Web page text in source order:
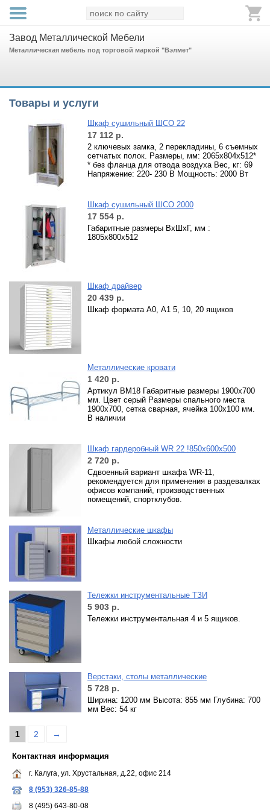
Завод Металлической Мебели
Металлическая мебель под торговой маркой "Вэлмет"
Товары и услуги
Шкаф сушильный ШСО 22
17 112 р.
2 ключевых замка, 2 перекладины, 6 съемных
сетчатых полок. Размеры, мм: 2065х804х512*
* без фланца для отвода воздуха Вес, кг: 69
Напряжение: 220- 230 В Мощность: 2000 Вт
Шкаф сушильный ШСО 2000
17 554 р.
Габаритные размеры ВхШхГ, мм :
1805х800х512
Шкаф драйвер
20 439 р.
Шкаф формата А0, А1 5, 10, 20 ящиков
Металлические кровати
1 420 р.
Артикул ВМ18 Габаритные размеры 1900х700
мм. Цвет серый Размеры спального места
1900х700, сетка сварная, ячейка 100х100 мм.
В наличии
Шкаф гардеробный WR 22 !850х600х500
2 720 р.
Сдвоенный вариант шкафа WR-11,
рекомендуется для применения в раздевалках
офисов компаний, производственных
помещений, спортклубов.
Металлические шкафы
Шкафы любой сложности
Тележки инструментальные ТЗИ
5 903 р.
Тележки инструментальная 4 и 5 ящиков.
Верстаки, столы металлические
5 728 р.
Ширина: 1200 мм Высота: 855 мм Глубина: 700
мм Вес: 54 кг
1 2 →
Контактная информация
г. Калуга, ул. Хрустальная, д.22, офис 214
8 (953) 326-85-88
8 (495) 643-80-08